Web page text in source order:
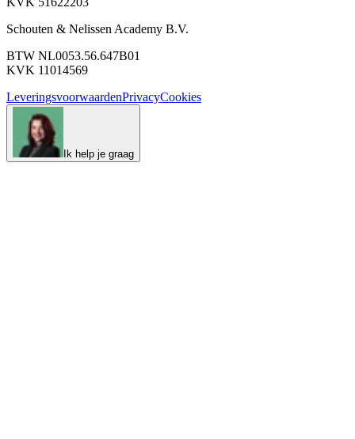
Schouten & Nelissen Academy B.V.
BTW NL0053.56.647B01
KVK 11014569
LeveringsvoorwaardenPrivacyCookies
Ik help je graag